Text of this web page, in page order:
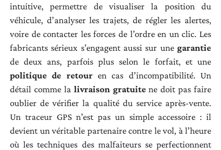
intuitive, permettre de visualiser la position du
véhicule, d’analyser les trajets, de régler les alertes,
voire de contacter les forces de l’ordre en un clic. Les
fabricants sérieux s’engagent aussi sur une garantie
de deux ans, parfois plus selon le forfait, et une
politique de retouren cas d’incompatibilité. Un
détail comme la livraison gratuitene doit pas faire
oublier de vérifier la qualité du service après-vente.
Un traceur GPS n’est pas un simple accessoire : il
devient un véritable partenaire contre le vol, à l’heure
où les techniques des malfaiteurs se perfectionnent